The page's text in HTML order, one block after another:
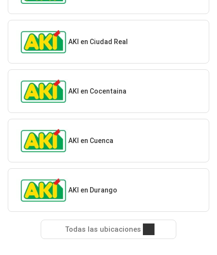
AKI en Ciudad Real
AKI en Cocentaina
AKI en Cuenca
AKI en Durango
Todas las ubicaciones